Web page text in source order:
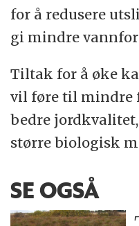
for å redusere
gi mindre
Tiltak for å øke
vil føre til mindre
bedre
større biologisk
SE OGSÅ